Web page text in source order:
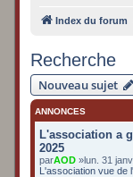
Index du forum
Recherche
Nouveau sujet
ANNONCES
L'association a
2025
parAOD »lun. 31
L'association vue de